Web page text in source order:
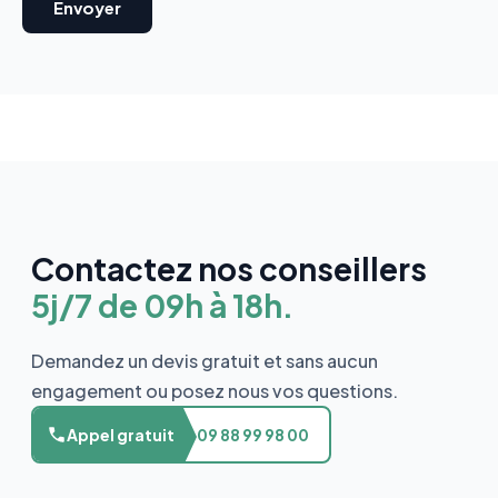
Contactez nos conseillers
5j/7 de 09h à 18h.
Demandez un devis gratuit et sans aucun
engagement ou posez nous vos questions.
Appel gratuit 09 88 99 98 00